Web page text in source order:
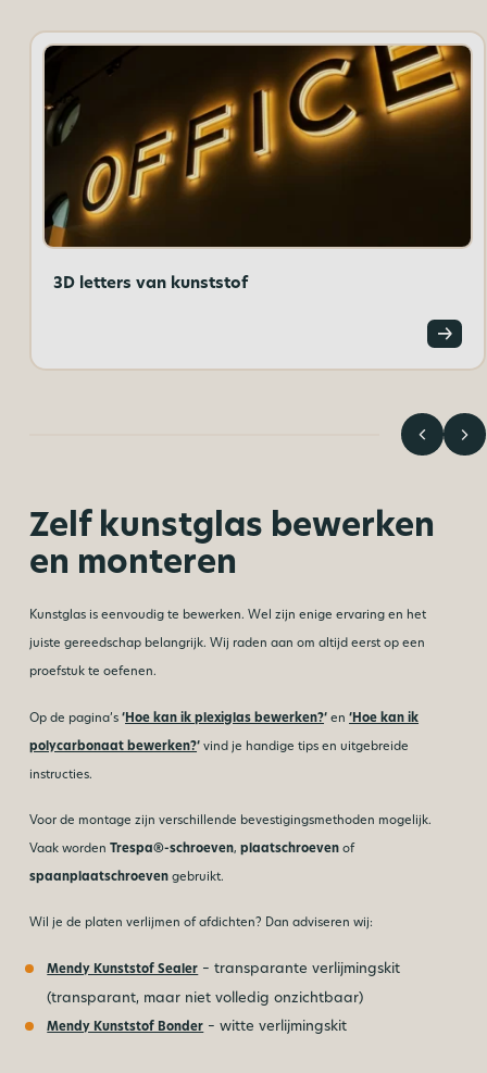
3D letters van kunststof
Zelf kunstglas bewerken
en monteren
Kunstglas is eenvoudig te bewerken. Wel zijn enige ervaring en het
juiste gereedschap belangrijk. Wij raden aan om altijd eerst op een
proefstuk te oefenen.
Op de pagina’s‘Hoe kan ik plexiglas bewerken?‘ en‘Hoe kan ik
polycarbonaat bewerken?‘ vind je handige tips en uitgebreide
instructies.
Voor de montage zijn verschillende bevestigingsmethoden mogelijk.
Vaak wordenTrespa®-schroeven,plaatschroeven of
spaanplaatschroeven gebruikt.
Wil je de platen verlijmen of afdichten? Dan adviseren wij:
Mendy Kunststof Sealer – transparante verlijmingskit
(transparant, maar niet volledig onzichtbaar)
Mendy Kunststof Bonder – witte verlijmingskit